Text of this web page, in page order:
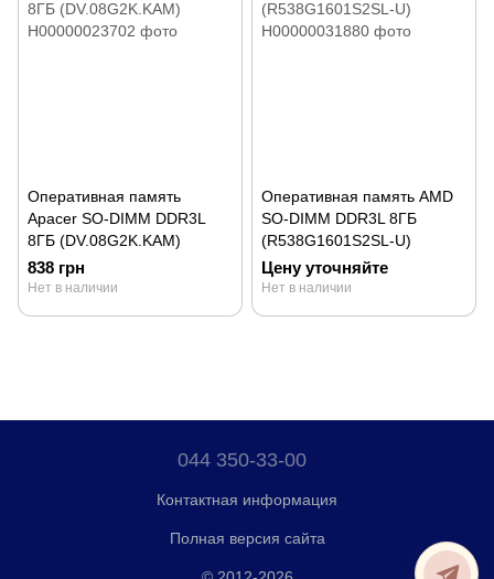
Оперативная память
Apacer SO-DIMM DDR3L
8ГБ (DV.08G2K.KAM)
838 грн
Нет в наличии
Оперативная память AMD
SO-DIMM DDR3L 8ГБ
(R538G1601S2SL-U)
Цену уточняйте
Нет в наличии
044 350-33-00
Контактная информация
Полная версия сайта